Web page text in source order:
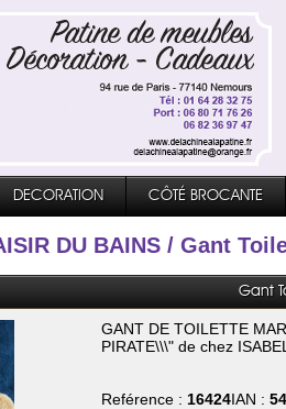
DECORATION CÔTÉ BROCANTE
DU BAINS / Gant
Gant
GANT DE TOILETTE
PIRATE\\\" de chez
Reférence : 16424IAN :